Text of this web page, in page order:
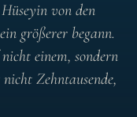
von den
größerer begann.
einem, sondern
Zehntausende,